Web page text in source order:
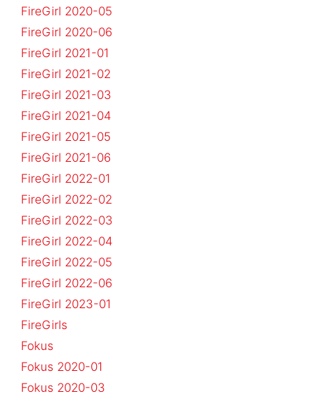
FireGirl 2020-05
FireGirl 2020-06
FireGirl 2021-01
FireGirl 2021-02
FireGirl 2021-03
FireGirl 2021-04
FireGirl 2021-05
FireGirl 2021-06
FireGirl 2022-01
FireGirl 2022-02
FireGirl 2022-03
FireGirl 2022-04
FireGirl 2022-05
FireGirl 2022-06
FireGirl 2023-01
FireGirls
Fokus
Fokus 2020-01
Fokus 2020-03